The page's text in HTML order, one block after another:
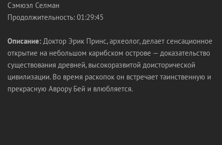
Сэмюэл Селман
Продолжительность: 01:29:45
Описание: Доктор Эрик Принс, археолог, делает сенсационное
открытие на небольшом карибском острове — доказательство
существования древней, высокоразвитой доисторической
цивилизации. Во время раскопок он встречает таинственную и
прекрасную Аврору Бей и влюбляется.